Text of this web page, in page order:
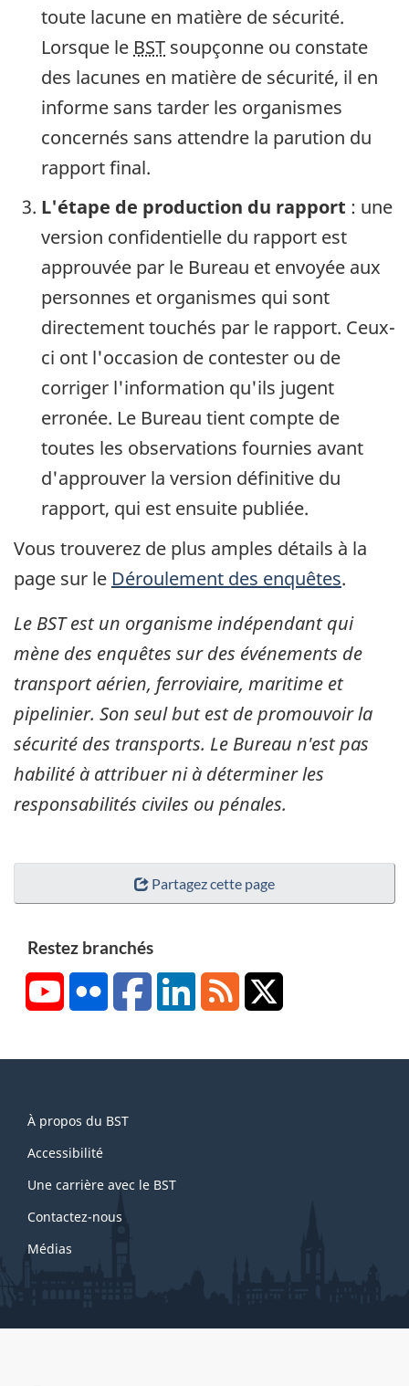
toute lacune en matière de sécurité.
Lorsque le BST soupçonne ou constate
des lacunes en matière de sécurité, il en
informe sans tarder les organismes
concernés sans attendre la parution du
rapport final.
L'étape de production du rapport : une
version confidentielle du rapport est
approuvée par le Bureau et envoyée aux
personnes et organismes qui sont
directement touchés par le rapport. Ceux-
ci ont l'occasion de contester ou de
corriger l'information qu'ils jugent
erronée. Le Bureau tient compte de
toutes les observations fournies avant
d'approuver la version définitive du
rapport, qui est ensuite publiée.
Vous trouverez de plus amples détails à la
page sur le Déroulement des enquêtes.
Le BST est un organisme indépendant qui
mène des enquêtes sur des événements de
transport aérien, ferroviaire, maritime et
pipelinier. Son seul but est de promouvoir la
sécurité des transports. Le Bureau n'est pas
habilité à attribuer ni à déterminer les
responsabilités civiles ou pénales.
Partagez cette page
Restez branchés
YouTubeFlickr FacebookLinkedInRSS
this
site
À propos du BST
Accessibilité
Une carrière avec le BST
Contactez-nous
Médias